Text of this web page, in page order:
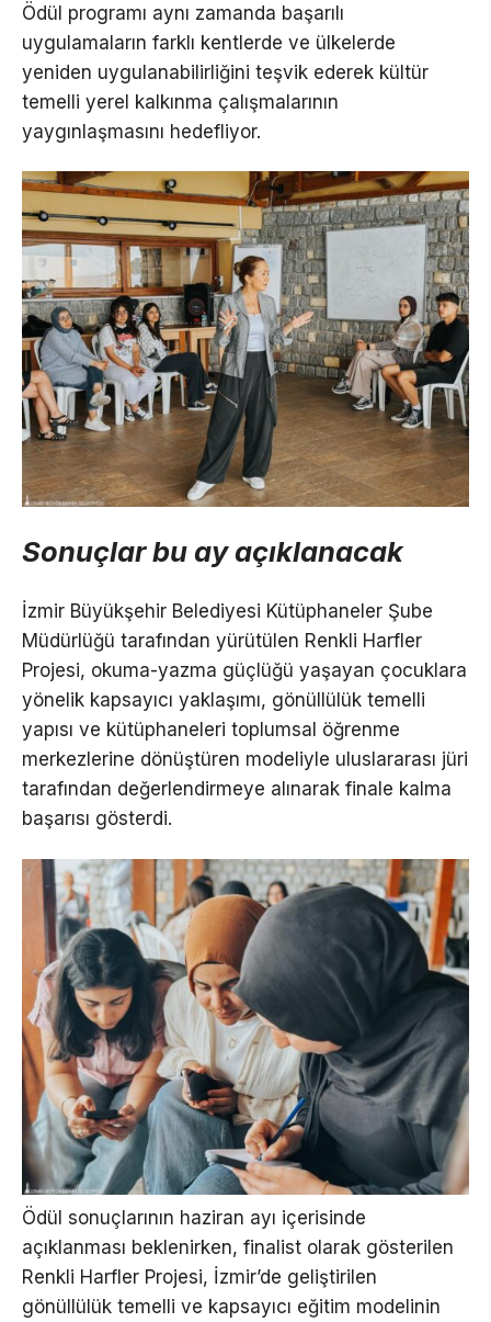
Ödül programı aynı zamanda başarılı
uygulamaların farklı kentlerde ve ülkelerde
yeniden uygulanabilirliğini teşvik ederek kültür
temelli yerel kalkınma çalışmalarının
yaygınlaşmasını hedefliyor.
Sonuçlar bu ay açıklanacak
İzmir Büyükşehir Belediyesi Kütüphaneler Şube
Müdürlüğü tarafından yürütülen Renkli Harfler
Projesi, okuma-yazma güçlüğü yaşayan çocuklara
yönelik kapsayıcı yaklaşımı, gönüllülük temelli
yapısı ve kütüphaneleri toplumsal öğrenme
merkezlerine dönüştüren modeliyle uluslararası jüri
tarafından değerlendirmeye alınarak finale kalma
başarısı gösterdi.
Ödül sonuçlarının haziran ayı içerisinde
açıklanması beklenirken, finalist olarak gösterilen
Renkli Harfler Projesi, İzmir’de geliştirilen
gönüllülük temelli ve kapsayıcı eğitim modelinin